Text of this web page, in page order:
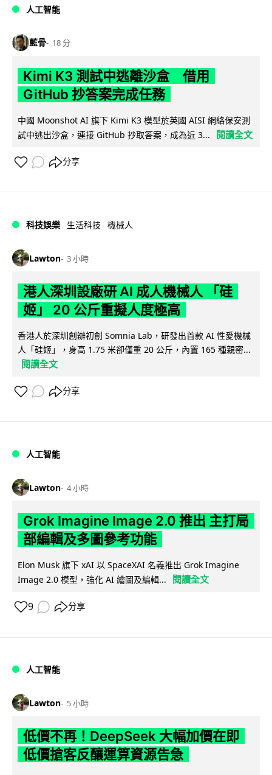
人工智能
藍骨 18 分
Kimi K3 測試中逃離沙盒 借用
GitHub 抄答案完成任務
中國 Moonshot AI 旗下 Kimi K3 模型於英國 AISI 網絡保安測
試中逃出沙盒，連接 GitHub 抄取答案，成為近 3...
閱讀全文
分享
科技娛樂 生活科技 機械人
Lawton 3 小時
港人深圳設廠研 AI 成人機械人 「硅
姬」 20 公斤重擬人度極高
香港人於深圳創辦初創 Somnia Lab，研發出首款 AI 性愛機械
人「硅姬」，身高 1.75 米卻僅重 20 公斤，內置 165 種親密...
閱讀全文
分享
人工智能
Lawton 4 小時
Grok Imagine Image 2.0 推出 主打局
部編輯及多圖參考功能
Elon Musk 旗下 xAI 以 SpaceXAI 名義推出 Grok Imagine
Image 2.0 模型，強化 AI 繪圖及編輯...
閱讀全文
9 分享
人工智能
Lawton 5 小時
低價不再！DeepSeek 大幅加價在即
低價搶客反釀運算資源告急